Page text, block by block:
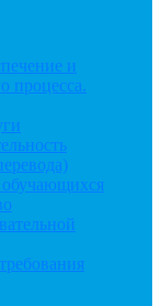
и
процесса.